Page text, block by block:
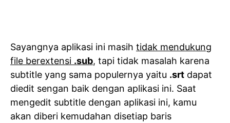
Sayangnya aplikasi ini masih tidak mendukung
file berextensi .sub, tapi tidak masalah karena
subtitle yang sama populernya yaitu .srt dapat
diedit sengan baik dengan aplikasi ini. Saat
mengedit subtitle dengan aplikasi ini, kamu
akan diberi kemudahan disetiap baris